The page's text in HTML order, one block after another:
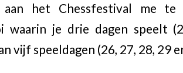
aan het Chessfestival me
waarin je drie dagen speelt
vijf speeldagen (26, 27, 28, 29